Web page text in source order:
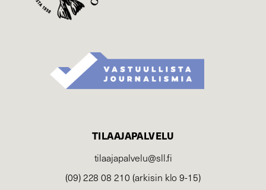
TILAAJAPALVELU
tilaajapalvelu@sll.fi
(09) 228 08 210 (arkisin klo 9-15)